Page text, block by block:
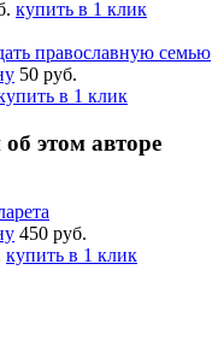
купить в 1 клик
православную семью
50 руб.
в 1 клик
этом авторе
450 руб.
купить в 1 клик